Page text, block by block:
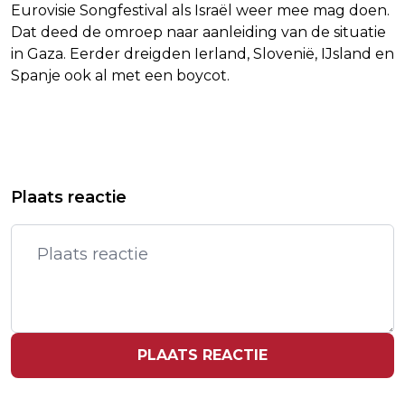
Eurovisie Songfestival als Israël weer mee mag doen.
Dat deed de omroep naar aanleiding van de situatie
in Gaza. Eerder dreigden Ierland, Slovenië, IJsland en
Spanje ook al met een boycot.
EINTRACHT FRANKFURT NA ONTSLAG
CYNDI LAUPER EN EARTH, WIND &
FIRE GEËERD MET GRAMMY-SPECIAL
Plaats reactie
PLAATS REACTIE